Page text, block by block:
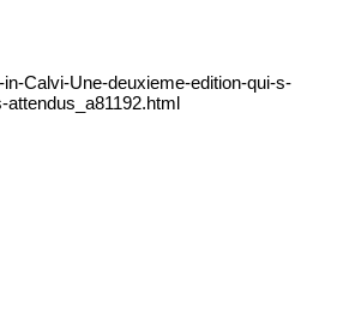
Calvi-Une-deuxieme-edition-qui-s-